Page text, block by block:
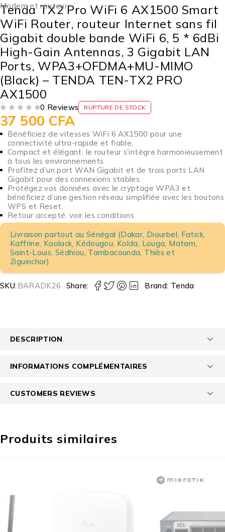
Modem et routeur
Tenda TX2 Pro WiFi 6 AX1500 Smart
WiFi Router, routeur Internet sans fil
Gigabit double bande WiFi 6, 5 * 6dBi
High-Gain Antennas, 3 Gigabit LAN
Ports, WPA3+OFDMA+MU-MIMO
(Black) – TENDA TEN-TX2 PRO
AX1500
0 Reviews RUPTURE DE STOCK
37 500 CFA
Bénéficiez de vitesses WiFi 6 AX1500 pour une
connectivité ultra-rapide et fiable.
Compact et élégant, le routeur s’intègre harmonieusement
à tous les environnements.
Profitez d’un port WAN Gigabit et de trois ports LAN
Gigabit pour des connexions stables.
Protégez vos données avec le cryptage WPA3 et
bénéficiez d’une gestion réseau simplifiée avec les boutons
WPS et Reset.
Retour accepté: voir les conditions
Livraison partout au Sénégal (Dakar, Diourbel, Fatick,
Kaffrine, Kaolack, Kédougou, Kolda, Louga, Matam,
Saint-Louis, Sédhiou, Tambacounda, Thiès et
Ziguinchor)
SKU:BARADK26 Share: Brand: Tenda
DESCRIPTION
INFORMATIONS COMPLÉMENTAIRES
CUSTOMERS REVIEWS
Produits similaires